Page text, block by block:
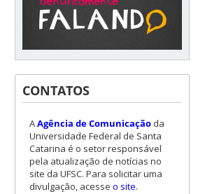
CONTATOS
AAgência de Comunicaçãoda
Universidade Federal de Santa
Catarina é o setor responsável
pela atualização de notícias no
site da UFSC. Para solicitar uma
divulgação, acesse o site.